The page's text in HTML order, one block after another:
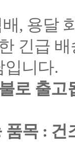
, 용달
긴급
입니다.
로 출고
목 :